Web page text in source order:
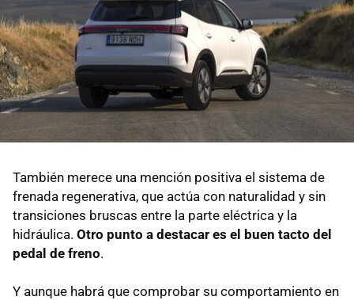
También merece una mención positiva el sistema de
frenada regenerativa, que actúa con naturalidad y sin
transiciones bruscas entre la parte eléctrica y la
hidráulica. Otro punto a destacar es el buen tacto del
pedal de freno.
Y aunque habrá que comprobar su comportamiento en